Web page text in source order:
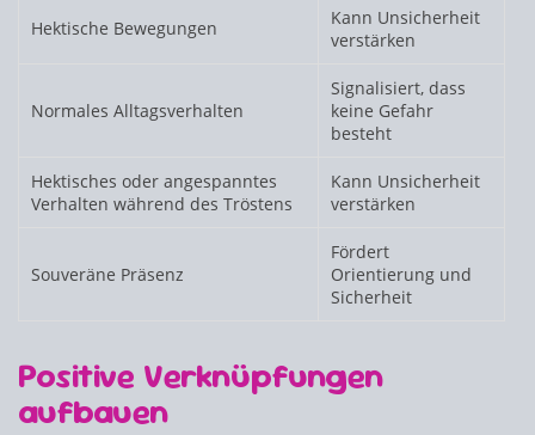
Hektische Bewegungen
Kann Unsicherheit
verstärken
Normales Alltagsverhalten
Signalisiert, dass
keine Gefahr
besteht
Hektisches oder angespanntes
Verhalten während des Tröstens
Kann Unsicherheit
verstärken
Souveräne Präsenz
Fördert
Orientierung und
Sicherheit
Positive Verknüpfungen
aufbauen